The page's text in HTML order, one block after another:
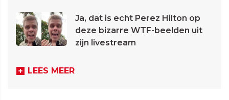
Ja, dat is echt Perez Hilton op
deze bizarre WTF-beelden uit
zijn livestream
LEES MEER